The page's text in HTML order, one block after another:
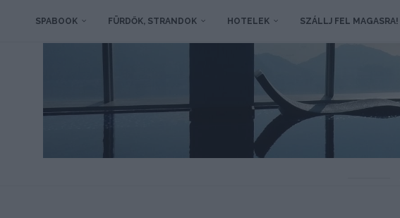
SPABOOK FÜRDŐK, STRANDOK HOTELEK SZÁLLJ FEL MAGASRA!